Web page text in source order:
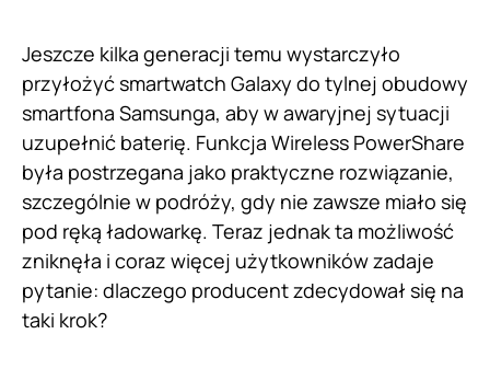
Jeszcze kilka generacji temu wystarczyło
przyłożyć smartwatch Galaxy do tylnej obudowy
smartfona Samsunga, aby w awaryjnej sytuacji
uzupełnić baterię. Funkcja Wireless PowerShare
była postrzegana jako praktyczne rozwiązanie,
szczególnie w podróży, gdy nie zawsze miało się
pod ręką ładowarkę. Teraz jednak ta możliwość
zniknęła i coraz więcej użytkowników zadaje
pytanie: dlaczego producent zdecydował się na
taki krok?